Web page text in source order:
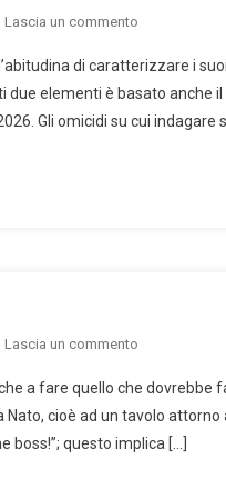
Lascia un commento
Limes
di caratterizzare i
due elementi è basato anche
Gli omicidi su cui indagare
Lascia un commento
siamo
al
ridicolo!
a fare quello che
cioè ad un tavolo
boss!”; questo implica […]